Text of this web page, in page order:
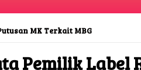
MK Terkait MBG
Pemilik Label